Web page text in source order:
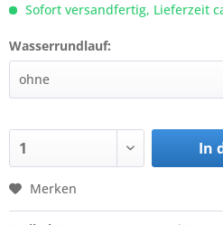
Sofort versandfertig, Lieferzeit
Wasserrundlauf:
In
Merken